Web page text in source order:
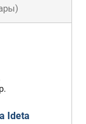
)
Ideta